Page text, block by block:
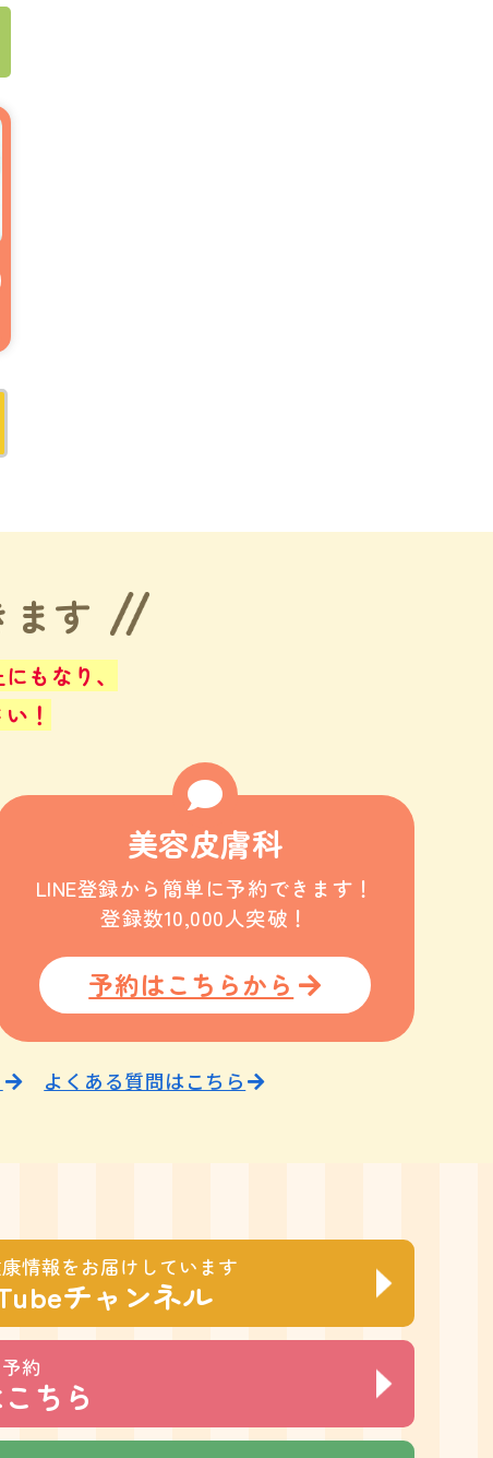
ます
もなり、
！
美容皮膚科
LINE登録から簡単に予約できます！
登録数10,000人突破！
予約はこちらから
よくある質問はこちら
情報をお届けしています
チャンネル
約
ちら